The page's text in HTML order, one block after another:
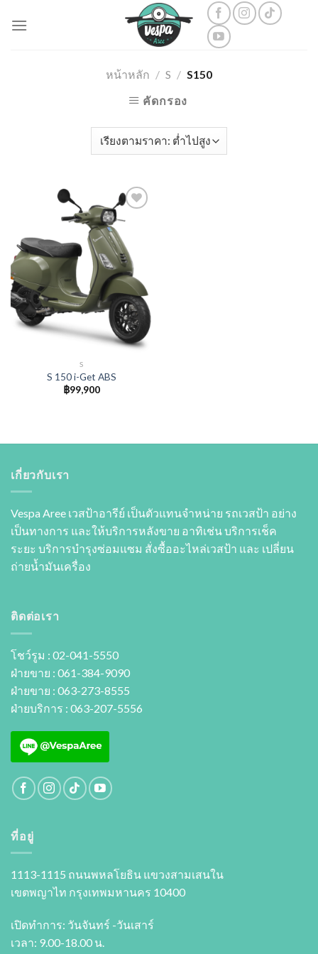
หน้าหลัก / S / S150
คัดกรอง
Add to
wishlist
S
S 150 i-Get ABS
฿99,900
เกี่ยวกับเรา
Vespa Aree เวสป้าอารีย์ เป็นตัวแทนจำหน่าย รถเวสป้า อย่าง
เป็นทางการ และให้บริการหลังขาย อาทิเช่น บริการเช็ค
ระยะ บริการบำรุงซ่อมแซม สั่งซื้ออะไหล่เวสป้า และ เปลี่ยน
ถ่ายนํ้ามันเครื่อง
ติดต่อเรา
โชว์รูม : 02-041-5550
ฝ่ายขาย : 061-384-9090
ฝ่ายขาย : 063-273-8555
ฝ่ายบริการ : 063-207-5556
ที่อยู่
1113-1115 ถนนพหลโยธิน แขวงสามเสนใน
เขตพญาไท กรุงเทพมหานคร 10400
เปิดทำการ: วันจันทร์ -วันเสาร์
เวลา: 9.00-18.00 น.